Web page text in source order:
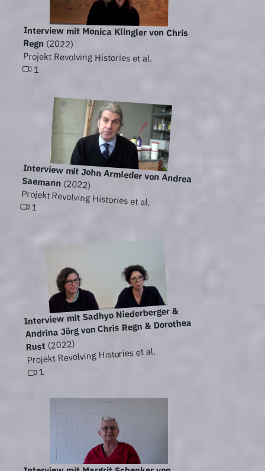
Interview mit Monica Klingler von Chris
Regn (2022)
Projekt Revolving Histories et al.
1
Interview mit John Armleder von Andrea Saemann(2022)
Projekt Revolving Histories et al.
1
Interview mit Sadhyo Niederberger &
Andrina Jörg von Chris Regn & Dorothea
Rust (2022)
Projekt Revolving Histories et al.
1